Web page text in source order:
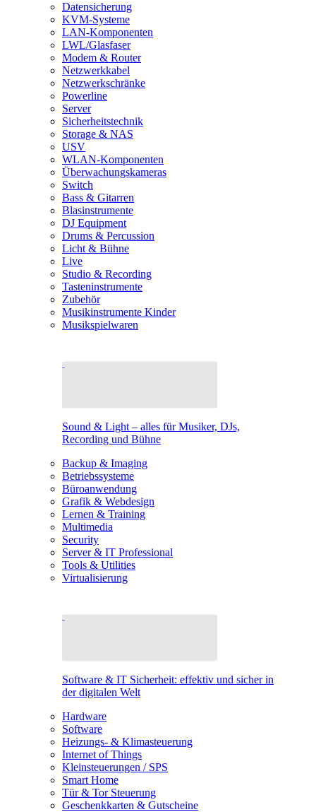
Datensicherung
KVM-Systeme
LAN-Komponenten
LWL/Glasfaser
Modem & Router
Netzwerkkabel
Netzwerkschränke
Powerline
Server
Sicherheitstechnik
Storage & NAS
USV
WLAN-Komponenten
Überwachungskameras
Switch
Bass & Gitarren
Blasinstrumente
DJ Equipment
Drums & Percussion
Licht & Bühne
Live
Studio & Recording
Tasteninstrumente
Zubehör
Musikinstrumente Kinder
Musikspielwaren
Sound & Light – alles für Musiker, DJs,
Recording und Bühne
Backup & Imaging
Betriebssysteme
Büroanwendung
Grafik & Webdesign
Lernen & Training
Multimedia
Security
Server & IT Professional
Tools & Utilities
Virtualisierung
Software & IT Sicherheit: effektiv und sicher in
der digitalen Welt
Hardware
Software
Heizungs- & Klimasteuerung
Internet of Things
Kleinsteuerungen / SPS
Smart Home
Tür & Tor Steuerung
Geschenkkarten & Gutscheine